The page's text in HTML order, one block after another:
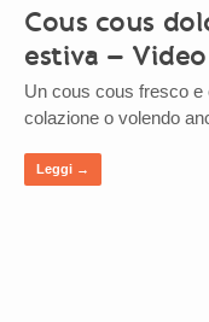
Cous cous
estiva –
Un cous cous fresco e
colazione o volendo
Leggi →